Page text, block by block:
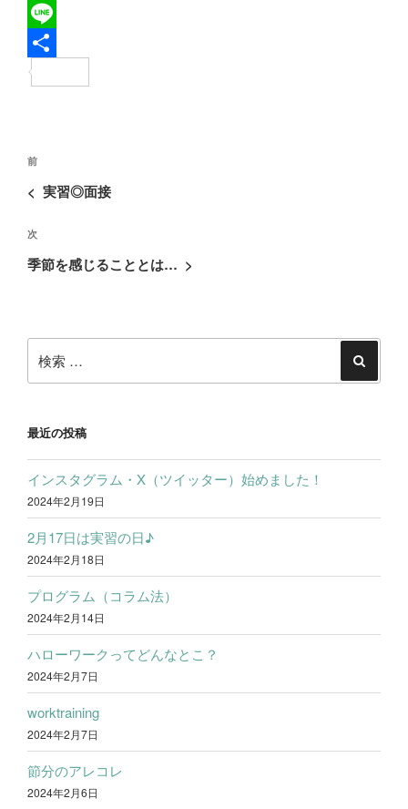
a
c
e
o
k
T
w
i
e
r
L
i
投
稿
ナ
ビ
ゲ
ー
ン
過
去
投
稿
前
< 実習◎面接
次
の
次
季節を感じることとは… >
索:
索
最近の投稿
インスタグラム・X（ツイッター）始めました！
2024年2月19日
2月17日は実習の日♪
2024年2月18日
プログラム（コラム法）
2024年2月14日
ハローワークってどんなとこ？
2024年2月7日
worktraining
2024年2月7日
節分のアレコレ
2024年2月6日